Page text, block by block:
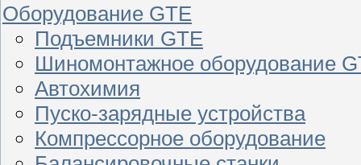
Оборудование GTE
Подъемники GTE
Шиномонтажное оборудование
Автохимия
Пуско-зарядные устройства
Компрессорное оборудование